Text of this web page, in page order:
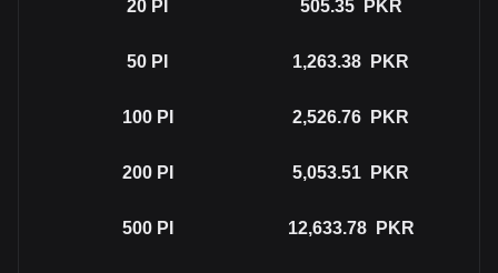
20 PI 505.35 PKR
50 PI 1,263.38 PKR
100 PI 2,526.76 PKR
200 PI 5,053.51 PKR
500 PI 12,633.78 PKR